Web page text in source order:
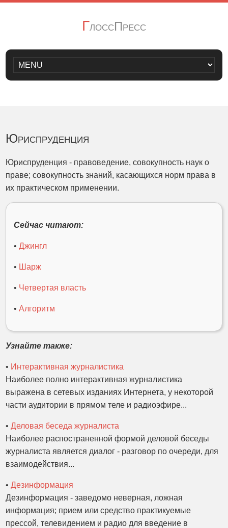
ГлоссПресс
Юриспруденция
Юриспруденция - правоведение, совокупность наук о
праве; совокупность знаний, касающихся норм права в
их практическом применении.
Сейчас читают:
•Джингл
• Шарж
• Четвертая власть
•Алгоритм
Узнайте также:
• Интерактивная журналистика
Наиболее полно интерактивная журналистика
выражена в сетевых изданиях Интернета, у некоторой
части аудитории в прямом теле и радиоэфире...
•Деловая беседа журналиста
Наиболее распостраненной формой деловой беседы
журналиста является диалог - разговор по очереди, для
взаимодействия...
•Дезинформация
Дезинформация - заведомо неверная, ложная
информация; прием или средство практикуемые
прессой, телевидением и радио для введение в